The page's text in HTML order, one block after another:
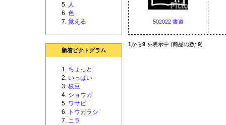
人
色
覚える
新着ピクトグラム
ちょっと
いっぱい
枝豆
ショウガ
ワサビ
トウガラシ
ニラ
502022 書道
1から9を表示中 (商品の数: 9)